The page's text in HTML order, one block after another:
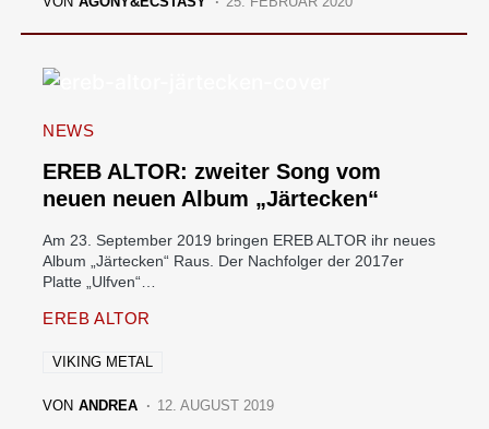
NEWS
EREB ALTOR: zweiter Song vom
neuen neuen Album „Järtecken“
Am 23. September 2019 bringen EREB ALTOR ihr neues
Album „Järtecken“ Raus. Der Nachfolger der 2017er
Platte „Ulfven“…
EREB ALTOR
VIKING METAL
VON ANDREA 12. AUGUST 2019